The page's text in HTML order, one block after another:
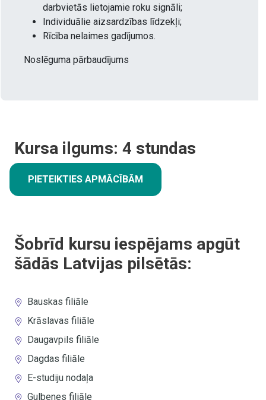
darbvietās lietojamie roku signāli;
Individuālie aizsardzības līdzekļi;
Rīcība nelaimes gadījumos.
Noslēguma pārbaudījums
Kursa ilgums: 4 stundas
PIETEIKTIES APMĀCĪBĀM
Šobrīd kursu iespējams apgūt
šādās Latvijas pilsētās:
Bauskas filiāle
Krāslavas filiāle
Daugavpils filiāle
Dagdas filiāle
E-studiju nodaļa
Gulbenes filiāle